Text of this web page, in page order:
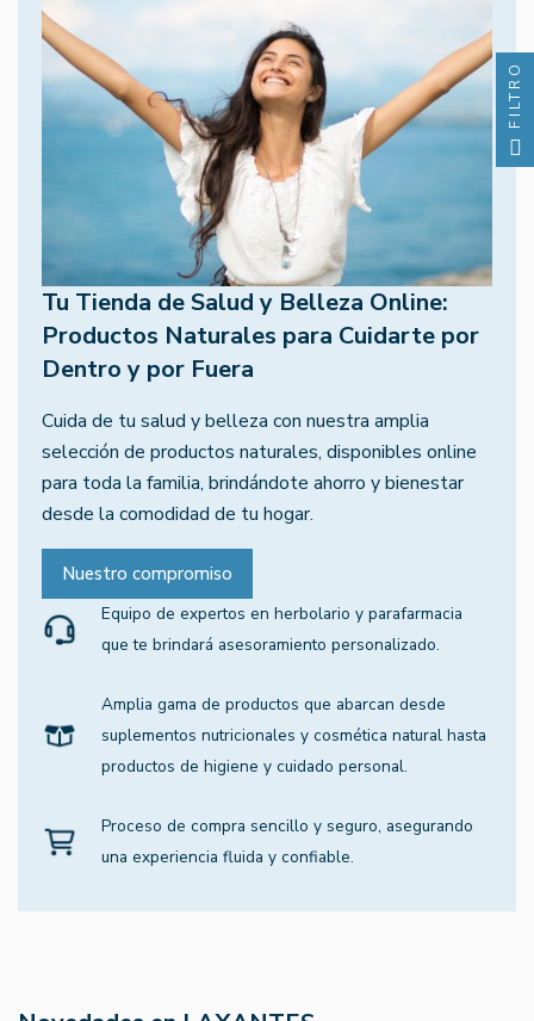
Tu Tienda de Salud y Belleza Online:
Productos Naturales para Cuidarte por
Dentro y por Fuera
Cuida de tu salud y belleza con nuestra amplia
selección de productos naturales, disponibles online
para toda la familia, brindándote ahorro y bienestar
desde la comodidad de tu hogar.
Nuestro compromiso
Equipo de expertos en herbolario y parafarmacia
que te brindará asesoramiento personalizado.
Amplia gama de productos que abarcan desde
suplementos nutricionales y cosmética natural hasta
productos de higiene y cuidado personal.
Proceso de compra sencillo y seguro, asegurando
una experiencia fluida y confiable.
FILTRO